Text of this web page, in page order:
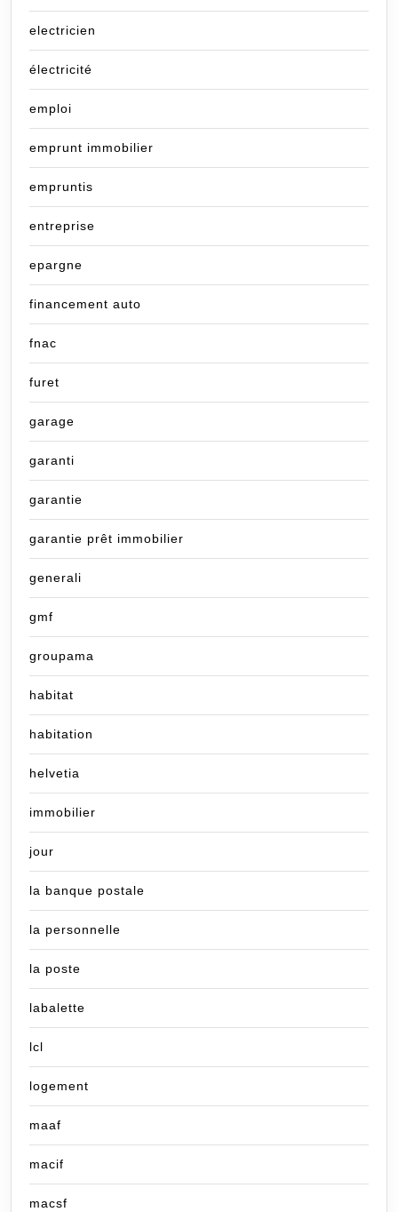
electricien
électricité
emploi
emprunt immobilier
empruntis
entreprise
epargne
financement auto
fnac
furet
garage
garanti
garantie
garantie prêt immobilier
generali
gmf
groupama
habitat
habitation
helvetia
immobilier
jour
la banque postale
la personnelle
la poste
labalette
lcl
logement
maaf
macif
macsf